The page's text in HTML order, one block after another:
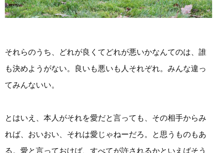
それらのうち、どれが良くてどれが悪いかなんてのは、誰
も決めようがない。良いも悪いも人それぞれ。みんな違っ
てみんないい。
とはいえ、本人がそれを愛だと言っても、その相手からみ
れば、おいおい、それは愛じゃねーだろ。と思うものもあ
る。愛と言っておけば、すべてが許されるかといえばそう